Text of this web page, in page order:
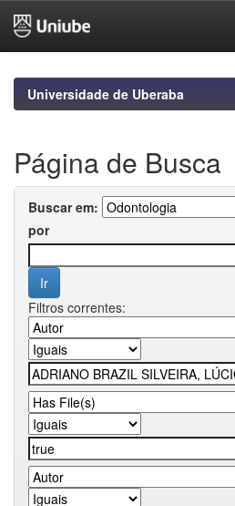
navigationUniversidade de Uberaba
Página de Busca
Buscar em:
por
Filtros correntes: